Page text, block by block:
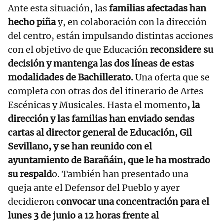
Ante esta situación, lasfamilias afectadas han
hecho piñay, en colaboración con la dirección
del centro, están impulsando distintas acciones
con el objetivo de que Educaciónreconsidere su
decisión y mantenga las dos líneas de estas
modalidades de Bachillerato.Una oferta que se
completa con otras dos del itinerario de Artes
Escénicas y Musicales. Hasta el momento, la
dirección y las familias han enviado sendas
cartas al director general de Educación, Gil
Sevillano, y se han reunido con el
ayuntamiento de Barañáin, que le ha mostrado
su respaldo. También han presentado una
queja ante el Defensor del Pueblo y ayer
decidieron convocar una concentración para el
lunes 3 de junio a 12 horas frente al